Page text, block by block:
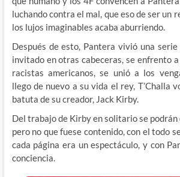
luchando contra el mal, que eso de ser un
los lujos imaginables acaba aburriendo.
Después de esto, Pantera vivió una
invitado en otras cabeceras, se enfrento
racistas americanos, se unió a los
llego de nuevo a su vida el rey, T’Challa
batuta de su creador, Jack Kirby.
Del trabajo de Kirby en solitario se podrán
pero no que fuese contenido, con el todo
cada página era un espectáculo, y con
conciencia.